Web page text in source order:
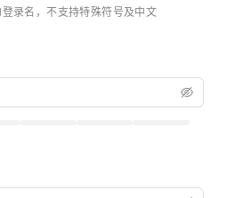
录名，不支持特殊符号及中文